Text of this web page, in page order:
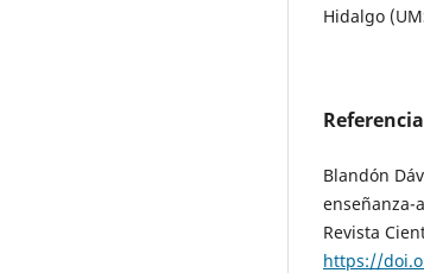
Hidalgo
Blandón
enseñanza-
Revista
https://